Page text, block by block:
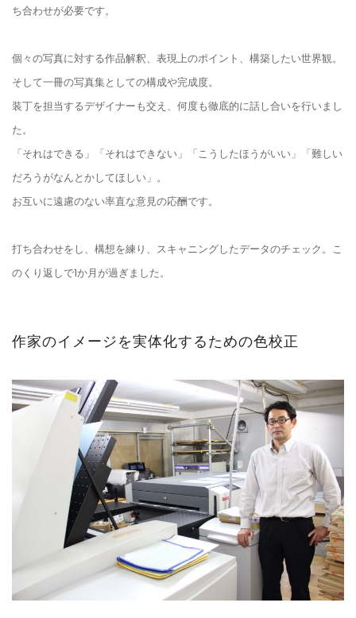
ち合わせが必要です。
個々の写真に対する作品解釈、表現上のポイント、構築したい世界観。
そして一冊の写真集としての構成や完成度。
装丁を担当するデザイナーも交え、何度も徹底的に話し合いを行いまし
た。
「それはできる」「それはできない」「こうしたほうがいい」「難しい
だろうがなんとかしてほしい」。
お互いに遠慮のない率直な意見の応酬です。
打ち合わせをし、構想を練り、スキャニングしたデータのチェック。こ
のくり返しで1か月が過ぎました。
作家のイメージを実体化するための色校正